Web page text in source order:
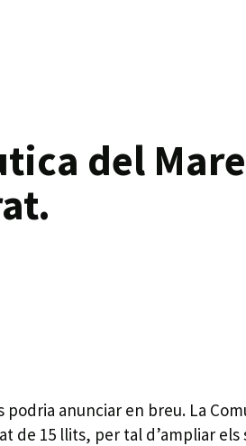
del
podria anunciar en breu. La
de 15 llits, per tal d’ampliar